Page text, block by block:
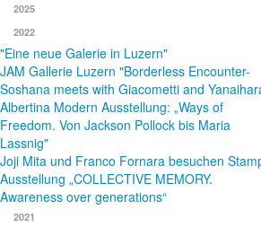
2025
2022
"Eine neue Galerie in Luzern"
JAM Gallerie Luzern "Borderless Encounter-
Soshana meets with Giacometti and
Albertina Modern Ausstellung: „Ways of
Freedom. Von Jackson Pollock bis Maria
Lassnig"
Joji Mita und Franco Fornara besuchen
Ausstellung „COLLECTIVE MEMORY.
Awareness over generations“
2021